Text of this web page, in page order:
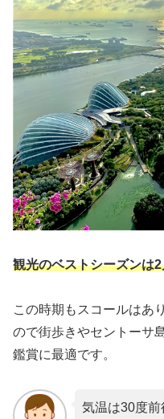
観光のベストシーズンは
この時期もスコールはあ
ので街歩きやセントーサ
鑑賞に最適です。
気温は30度